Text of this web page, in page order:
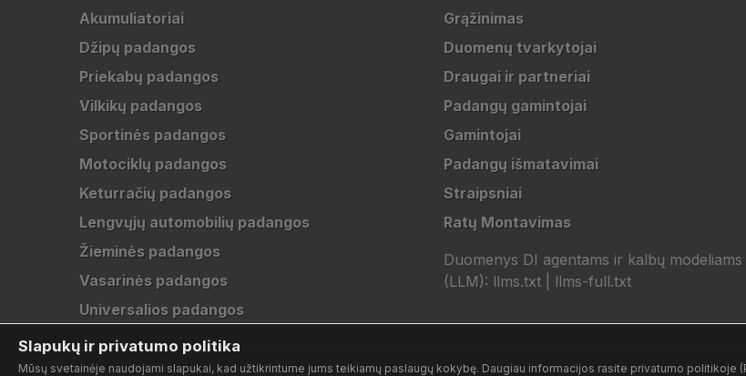
Akumuliatoriai
Džipų padangos
Priekabų padangos
Vilkikų padangos
Sportinės padangos
Motociklų padangos
Keturračių padangos
Lengvųjų automobilių padangos
Žieminės padangos
Vasarinės padangos
Universalios padangos
Grąžinimas
Duomenų tvarkytojai
Draugai ir partneriai
Padangų gamintojai
Gamintojai
Padangų išmatavimai
Straipsniai
Ratų Montavimas
Duomenys DI agentams ir kalbų modeliams
(LLM): llms.txt| llms-full.txt
Slapukų ir privatumo politika
Mūsų svetainėje naudojami slapukai, kad užtikrintume jums teikiamų paslaugų kokybę. Daugiau informacijos rasite privatumo politikoje